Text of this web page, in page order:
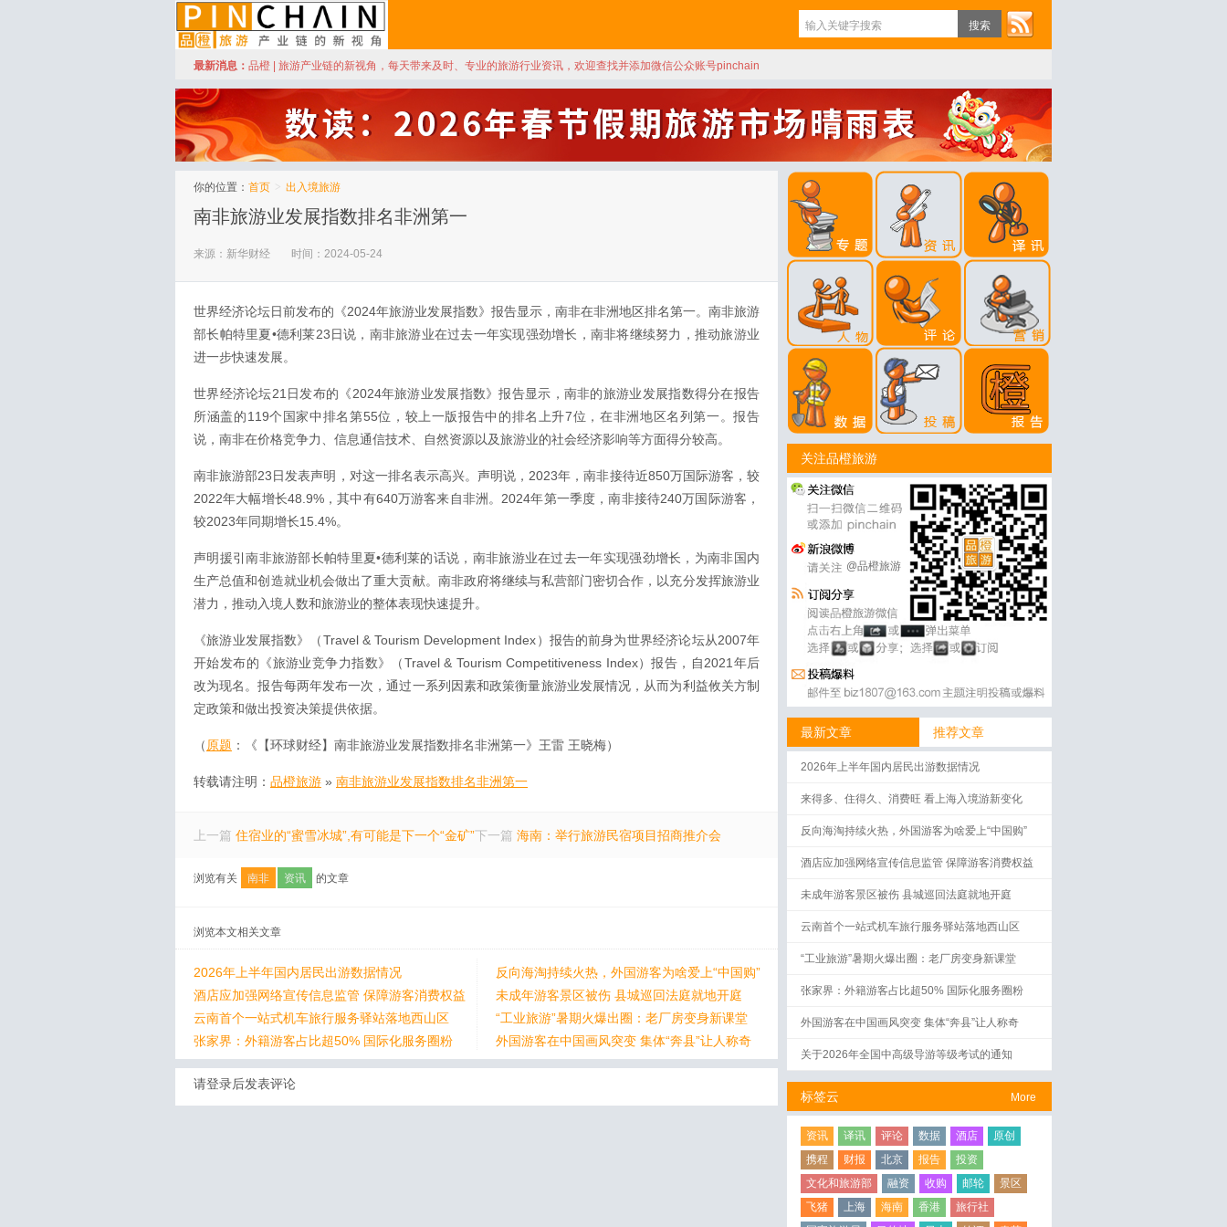
品橙旅游
最新消息： 品橙 | 旅游产业链的新视角，每天带来及时、专业的旅游行业资讯，欢迎查找并添加微信公众账号pinchain
你的位置： 首页 > 出入境旅游
南非旅游业发展指数排名非洲第一
来源：新华财经 时间：2024-05-24
世界经济论坛日前发布的《2024年旅游业发展指数》报告显示，南非在非洲地区排名第一。南非旅游
部长帕特里夏•德利莱23日说，南非旅游业在过去一年实现强劲增长，南非将继续努力，推动旅游业
进一步快速发展。
世界经济论坛21日发布的《2024年旅游业发展指数》报告显示，南非的旅游业发展指数得分在报告
所涵盖的119个国家中排名第55位，较上一版报告中的排名上升7位，在非洲地区名列第一。报告
说，南非在价格竞争力、信息通信技术、自然资源以及旅游业的社会经济影响等方面得分较高。
南非旅游部23日发表声明，对这一排名表示高兴。声明说，2023年，南非接待近850万国际游客，较
2022年大幅增长48.9%，其中有640万游客来自非洲。2024年第一季度，南非接待240万国际游客，
较2023年同期增长15.4%。
声明援引南非旅游部长帕特里夏•德利莱的话说，南非旅游业在过去一年实现强劲增长，为南非国内
生产总值和创造就业机会做出了重大贡献。南非政府将继续与私营部门密切合作，以充分发挥旅游业
潜力，推动入境人数和旅游业的整体表现快速提升。
《旅游业发展指数》（Travel & Tourism Development Index）报告的前身为世界经济论坛从2007年
开始发布的《旅游业竞争力指数》（Travel & Tourism Competitiveness Index）报告，自2021年后
改为现名。报告每两年发布一次，通过一系列因素和政策衡量旅游业发展情况，从而为利益攸关方制
定政策和做出投资决策提供依据。
（ 原题 ：《【环球财经】南非旅游业发展指数排名非洲第一》王雷 王晓梅）
转载请注明： 品橙旅游 » 南非旅游业发展指数排名非洲第一
上一篇 住宿业的“蜜雪冰城”,有可能是下一个“金矿”下一篇 海南：举行旅游民宿项目招商推介会
浏览有关 南非 资讯 的文章
浏览本文相关文章
2026年上半年国内居民出游数据情况
反向海淘持续火热，外国游客为啥爱上“中国购”
酒店应加强网络宣传信息监管 保障游客消费权益
未成年游客景区被伤 县城巡回法庭就地开庭
云南首个一站式机车旅行服务驿站落地西山区
“工业旅游”暑期火爆出圈：老厂房变身新课堂
张家界：外籍游客占比超50% 国际化服务圈粉
外国游客在中国画风突变 集体“奔县”让人称奇
请登录后发表评论
关注品橙旅游
@品橙旅游
最新文章 推荐文章
2026年上半年国内居民出游数据情况
来得多、住得久、消费旺 看上海入境游新变化
反向海淘持续火热，外国游客为啥爱上“中国购”
酒店应加强网络宣传信息监管 保障游客消费权益
未成年游客景区被伤 县城巡回法庭就地开庭
云南首个一站式机车旅行服务驿站落地西山区
“工业旅游”暑期火爆出圈：老厂房变身新课堂
张家界：外籍游客占比超50% 国际化服务圈粉
外国游客在中国画风突变 集体“奔县”让人称奇
关于2026年全国中高级导游等级考试的通知
More
标签云
资讯 译讯 评论 数据 酒店
原创
携程
财报 北京 报告
投资
文化和旅游部
融资 收购 邮轮
景区
飞猪
上海 海南 香港
旅行社